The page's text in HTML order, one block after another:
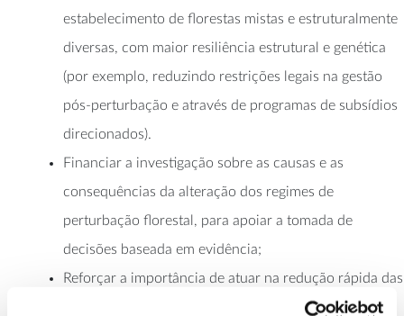
estabelecimento de florestas mistas e estruturalmente
diversas, com maior resiliência estrutural e genética
(por exemplo, reduzindo restrições legais na gestão
pós-perturbação e através de programas de subsídios
direcionados).
Financiar a investigação sobre as causas e as
consequências da alteração dos regimes de
perturbação florestal, para apoiar a tomada de
decisões baseada em evidência;
Reforçar a importância de atuar na redução rápida das
emissões de GEE, para limitar a magnitude futura das